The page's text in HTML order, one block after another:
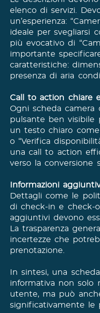
elenco di servizi.
un’esperienza:
ideale per svegliarsi
più evocativo di
importante
caratteristiche:
presenza di aria
Call to action chiare
Ogni scheda camera
pulsante ben visibile
un testo chiaro come
o “Verifica
una call to action
verso la conversione
Informazioni
Dettagli come le
di check-in e check-
aggiuntivi devono
La trasparenza
incertezze che
prenotazione.​
In sintesi, una
informativa non solo
utente, ma può
significativamente le